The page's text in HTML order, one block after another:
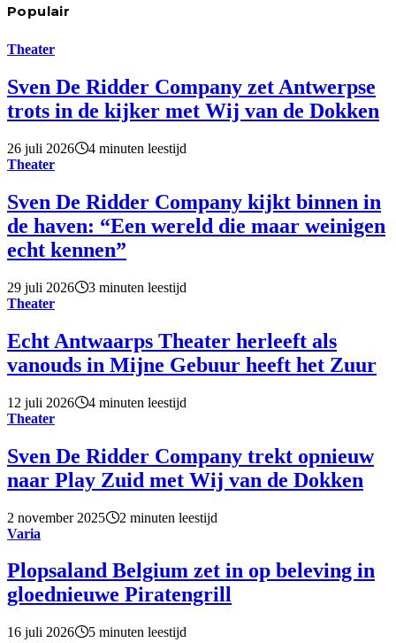
Populair
Theater
Sven De Ridder Company zet Antwerpse
trots in de kijker met Wij van de Dokken
26 juli 2026
4 minuten leestijd
Theater
Sven De Ridder Company kijkt binnen in
de haven: “Een wereld die maar weinigen
echt kennen”
29 juli 2026
3 minuten leestijd
Theater
Echt Antwaarps Theater herleeft als
vanouds in Mijne Gebuur heeft het Zuur
12 juli 2026
4 minuten leestijd
Theater
Sven De Ridder Company trekt opnieuw
naar Play Zuid met Wij van de Dokken
2 november 2025
2 minuten leestijd
Varia
Plopsaland Belgium zet in op beleving in
gloednieuwe Piratengrill
16 juli 2026
5 minuten leestijd